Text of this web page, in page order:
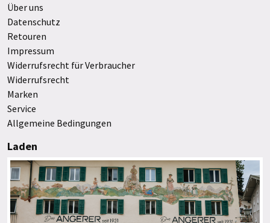
Über uns
Datenschutz
Retouren
Impressum
Widerrufsrecht für Verbraucher
Widerrufsrecht
Marken
Service
Allgemeine Bedingungen
Laden